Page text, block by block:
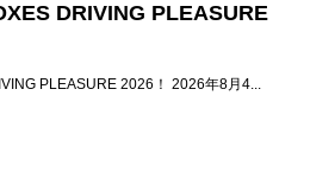
DRIVING PLEASURE
PLEASURE 2026！ 2026年8月4...